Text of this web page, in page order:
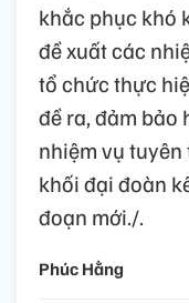
khắc phục khó
đề xuất các
tổ chức thực
đề ra, đảm bảo
nhiệm vụ
khối đại đoàn
đoạn mới./.
Phúc Hằng